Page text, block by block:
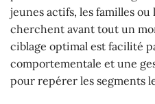
jeunes actifs, les familles ou
cherchent avant tout un
ciblage optimal est facilité
comportementale et une
pour repérer les segments